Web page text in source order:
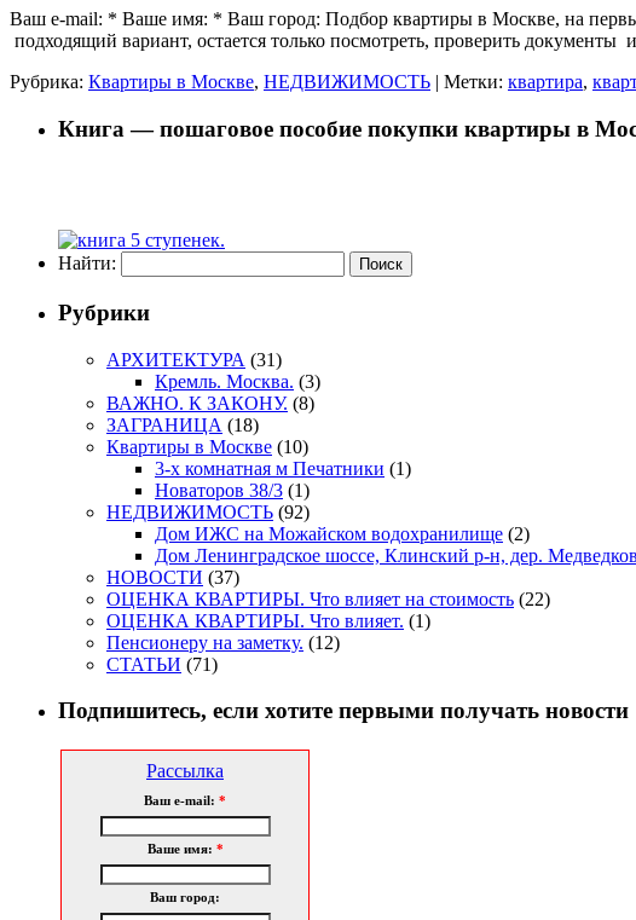
Ваш e-mail: * Ваше имя: * Ваш город: Подбор квартиры в Москве, на
подходящий вариант, остается только посмотреть, проверить
Рубрика: Квартиры в Москве, НЕДВИЖИМОСТЬ | Метки: квартира,
Книга — пошаговое пособие покупки квартиры в
Найти:
Рубрики
АРХИТЕКТУРА (31)
Кремль. Москва. (3)
ВАЖНО. К ЗАКОНУ. (8)
ЗАГРАНИЦА (18)
Квартиры в Москве (10)
3-х комнатная м Печатники (1)
Новаторов 38/3 (1)
НЕДВИЖИМОСТЬ (92)
Дом ИЖС на Можайском водохранилище (2)
Дом Ленинградское шоссе, Клинский р-н, дер.
НОВОСТИ (37)
ОЦЕНКА КВАРТИРЫ. Что влияет на стоимость (22)
ОЦЕНКА КВАРТИРЫ. Что влияет. (1)
Пенсионеру на заметку. (12)
СТАТЬИ (71)
Подпишитесь, если хотите первыми получать новости
Рассылка
Ваш e-mail: *
Ваше имя: *
Ваш город: